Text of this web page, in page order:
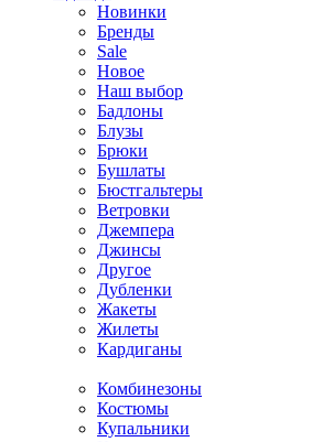
Новинки
Бренды
Sale
Новое
Наш выбор
Бадлоны
Блузы
Брюки
Бушлаты
Бюстгальтеры
Ветровки
Джемпера
Джинсы
Другое
Дубленки
Жакеты
Жилеты
Кардиганы
Комбинезоны
Костюмы
Купальники